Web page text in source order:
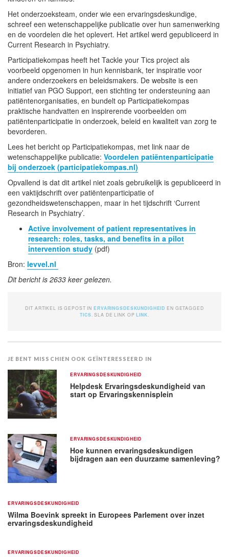
Het onderzoeksteam, onder wie een ervaringsdeskundige,
schreef een wetenschappelijke publicatie over hun samenwerking
en de voordelen die het oplevert. Het artikel werd gepubliceerd in
Current Research in Psychiatry.
Participatiekompas heeft het Tackle your Tics project als
voorbeeld opgenomen in hun kennisbank, ter inspiratie voor
andere onderzoekers en beleidsmakers. De website is een
initiatief van PGO Support, een stichting ter ondersteuning aan
patiëntenorganisaties, en bundelt op Participatiekompas
praktische handvatten en inspirerende voorbeelden om
patiëntenparticipatie in onderzoek, beleid en kwaliteit van zorg te
bevorderen.
Lees het bericht op Participatiekompas, met link naar de
wetenschappelijke publicatie: Voordelen patiëntenparticipatie
bij onderzoek (participatiekompas.nl)
Opvallend is dat dit artikel niet zoals gebruikelijk is gepubliceerd in
een vaktijdschrift over patiëntenparticipatie of
gezondheidswetenschappen, maar in het tijdschrift ‘Current
Research in Psychiatry’.
Active involvement of patient representatives in
research: roles, tasks, and benefits in a pilot
intervention study (pdf)
Bron: levvel.nl
Dit bericht is 2633 keer gelezen.
DIT ARTIKEL IS GEPOST INERVARINGSDESKUNDIGHEID EN GETAGGED
TICS . SLA DE LINK OPLINK
JE BENT MISSCHIEN OOK GEÏNTERESSEERD IN
ERVARINGSDESKUNDIGHEID
Helpdesk Ervaringsdeskundigheid van
start op Ervaringskennisplein
ERVARINGSDESKUNDIGHEID
Hoe kunnen ervaringsdeskundigen
bijdragen aan een duurzame samenleving?
ERVARINGSDESKUNDIGHEID
Wilma Boevink spreekt in Europees Parlement over inzet
ervaringsdeskundigheid
ERVARINGSDESKUNDIGHEID